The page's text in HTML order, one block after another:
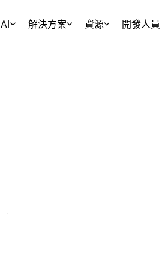
AI 解決方案 資源 開發人員